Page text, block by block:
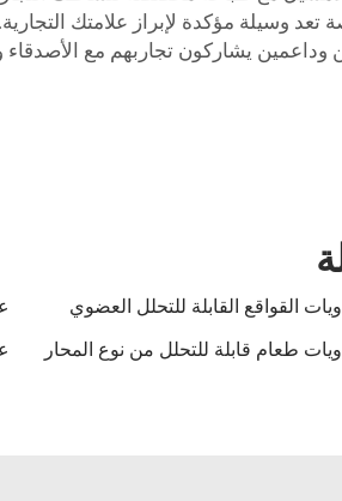
وسيلة مؤكدة لإبراز علامتك
يشاركون تجاربهم مع الأصدقاء
القواقع القابلة للتحلل العضوي
طعام قابلة للتحلل من نوع المحار